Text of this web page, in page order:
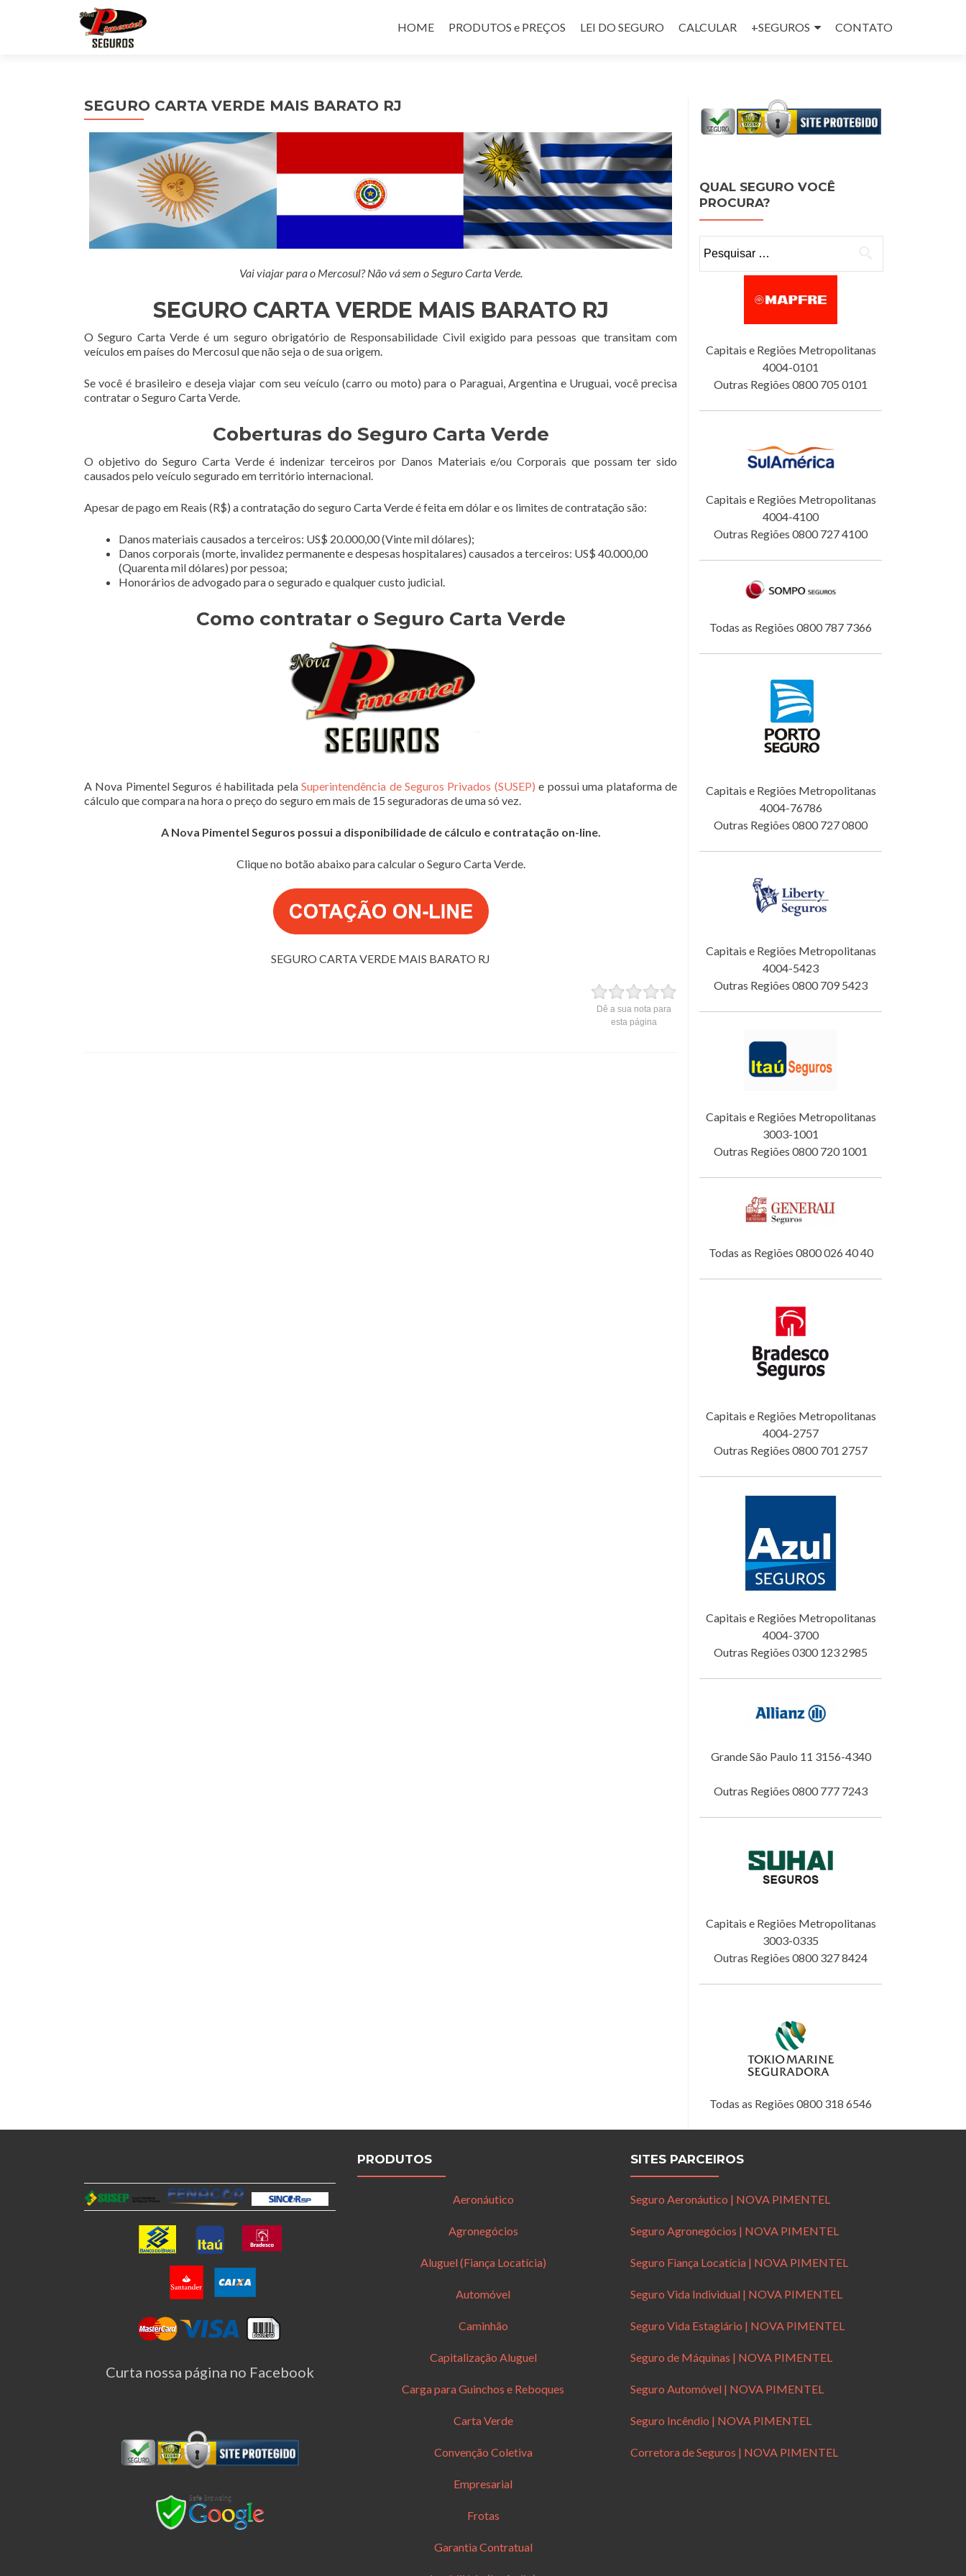
HOME
PRODUTOS e PREÇOS LEI DO SEGURO CALCULAR +SEGUROS CONTATO
SEGURO CARTA VERDE MAIS BARATO RJ
Vai viajar para o Mercosul? Não vá sem o Seguro Carta Verde.
SEGURO CARTA VERDE MAIS BARATO RJ
O Seguro Carta Verde é um seguro obrigatório de Responsabilidade Civil exigido para pessoas que transitam com
veículos em países do Mercosul que não seja o de sua origem.
Se você é brasileiro e deseja viajar com seu veículo (carro ou moto) para o Paraguai, Argentina e Uruguai, você precisa
contratar o Seguro Carta Verde.
Coberturas do Seguro Carta Verde
O objetivo do Seguro Carta Verde é indenizar terceiros por Danos Materiais e/ou Corporais que possam ter sido
causados pelo veículo segurado em território internacional.
Apesar de pago em Reais (R$) a contratação do seguro Carta Verde é feita em dólar e os limites de contratação são:
Danos materiais causados a terceiros: US$ 20.000,00 (Vinte mil dólares);
Danos corporais (morte, invalidez permanente e despesas hospitalares) causados a terceiros: US$ 40.000,00
(Quarenta mil dólares) por pessoa;
Honorários de advogado para o segurado e qualquer custo judicial.
Como contratar o Seguro Carta Verde
A Nova Pimentel Seguros é habilitada pelaSuperintendência de Seguros Privados (SUSEP) e possui uma plataforma de
cálculo que compara na hora o preço do seguro em mais de 15 seguradoras de uma só vez.
A Nova Pimentel Seguros possui a disponibilidade de cálculo e contratação on-line.
Clique no botão abaixo para calcular o Seguro Carta Verde.
SEGURO CARTA VERDE MAIS BARATO RJ
Dê a sua nota para
esta página
QUAL SEGURO VOCÊ
PROCURA?
Capitais e Regiões Metropolitanas
4004-0101
Outras Regiões 0800 705 0101
Capitais e Regiões Metropolitanas
4004-4100
Outras Regiões 0800 727 4100
Todas as Regiões 0800 787 7366
Capitais e Regiões Metropolitanas
4004-76786
Outras Regiões 0800 727 0800
Capitais e Regiões Metropolitanas
4004-5423
Outras Regiões 0800 709 5423
Capitais e Regiões Metropolitanas
3003-1001
Outras Regiões 0800 720 1001
Todas as Regiões 0800 026 40 40
Capitais e Regiões Metropolitanas
4004-2757
Outras Regiões 0800 701 2757
Capitais e Regiões Metropolitanas
4004-3700
Outras Regiões 0300 123 2985
Grande São Paulo 11 3156-4340
Outras Regiões 0800 777 7243
Capitais e Regiões Metropolitanas
3003-0335
Outras Regiões 0800 327 8424
Todas as Regiões 0800 318 6546
Curta nossa página no Facebook
PRODUTOS
Aeronáutico
Agronegócios
Aluguel (Fiança Locatícia)
Automóvel
Caminhão
Capitalização Aluguel
Carga para Guinchos e Reboques
Carta Verde
Convenção Coletiva
Empresarial
Frotas
Garantia Contratual
SITES PARCEIROS
Seguro Aeronáutico | NOVA PIMENTEL
Seguro Agronegócios | NOVA PIMENTEL
Seguro Fiança Locatícia | NOVA PIMENTEL
Seguro Vida Individual | NOVA PIMENTEL
Seguro Vida Estagiário | NOVA PIMENTEL
Seguro de Máquinas | NOVA PIMENTEL
Seguro Automóvel | NOVA PIMENTEL
Seguro Incêndio | NOVA PIMENTEL
Corretora de Seguros | NOVA PIMENTEL